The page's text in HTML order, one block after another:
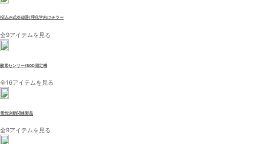
投込み式冷却器/理化学向けチラー
全9アイテムを見る
酸素センサー/BOD測定機
全16アイテムを見る
電気泳動関連製品
全9アイテムを見る